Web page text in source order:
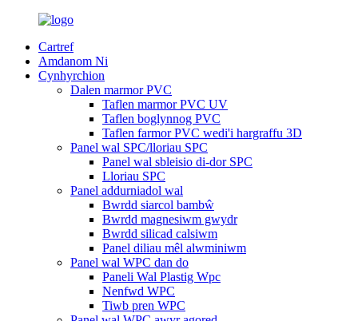
Cartref
Amdanom Ni
Cynhyrchion
Dalen marmor PVC
Taflen marmor PVC UV
Taflen boglynnog PVC
Taflen farmor PVC wedi'i hargraffu 3D
Panel wal SPC/lloriau SPC
Panel wal sbleisio di-dor SPC
Lloriau SPC
Panel addurniadol wal
Bwrdd siarcol bambŵ
Bwrdd magnesiwm gwydr
Bwrdd silicad calsiwm
Panel diliau mêl alwminiwm
Panel wal WPC dan do
Paneli Wal Plastig Wpc
Nenfwd WPC
Tiwb pren WPC